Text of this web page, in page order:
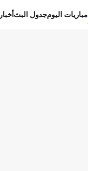
مباريات اليومجدول البثأخبار